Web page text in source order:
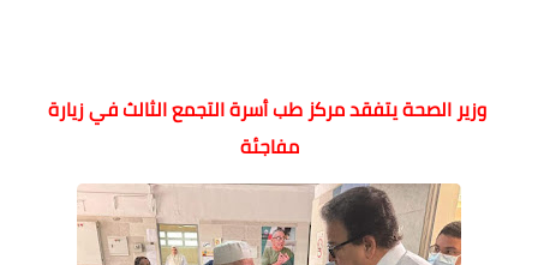
وزير الصحة يتفقد مركز طب أسرة التجمع الثالث في زيارة
مفاجئة